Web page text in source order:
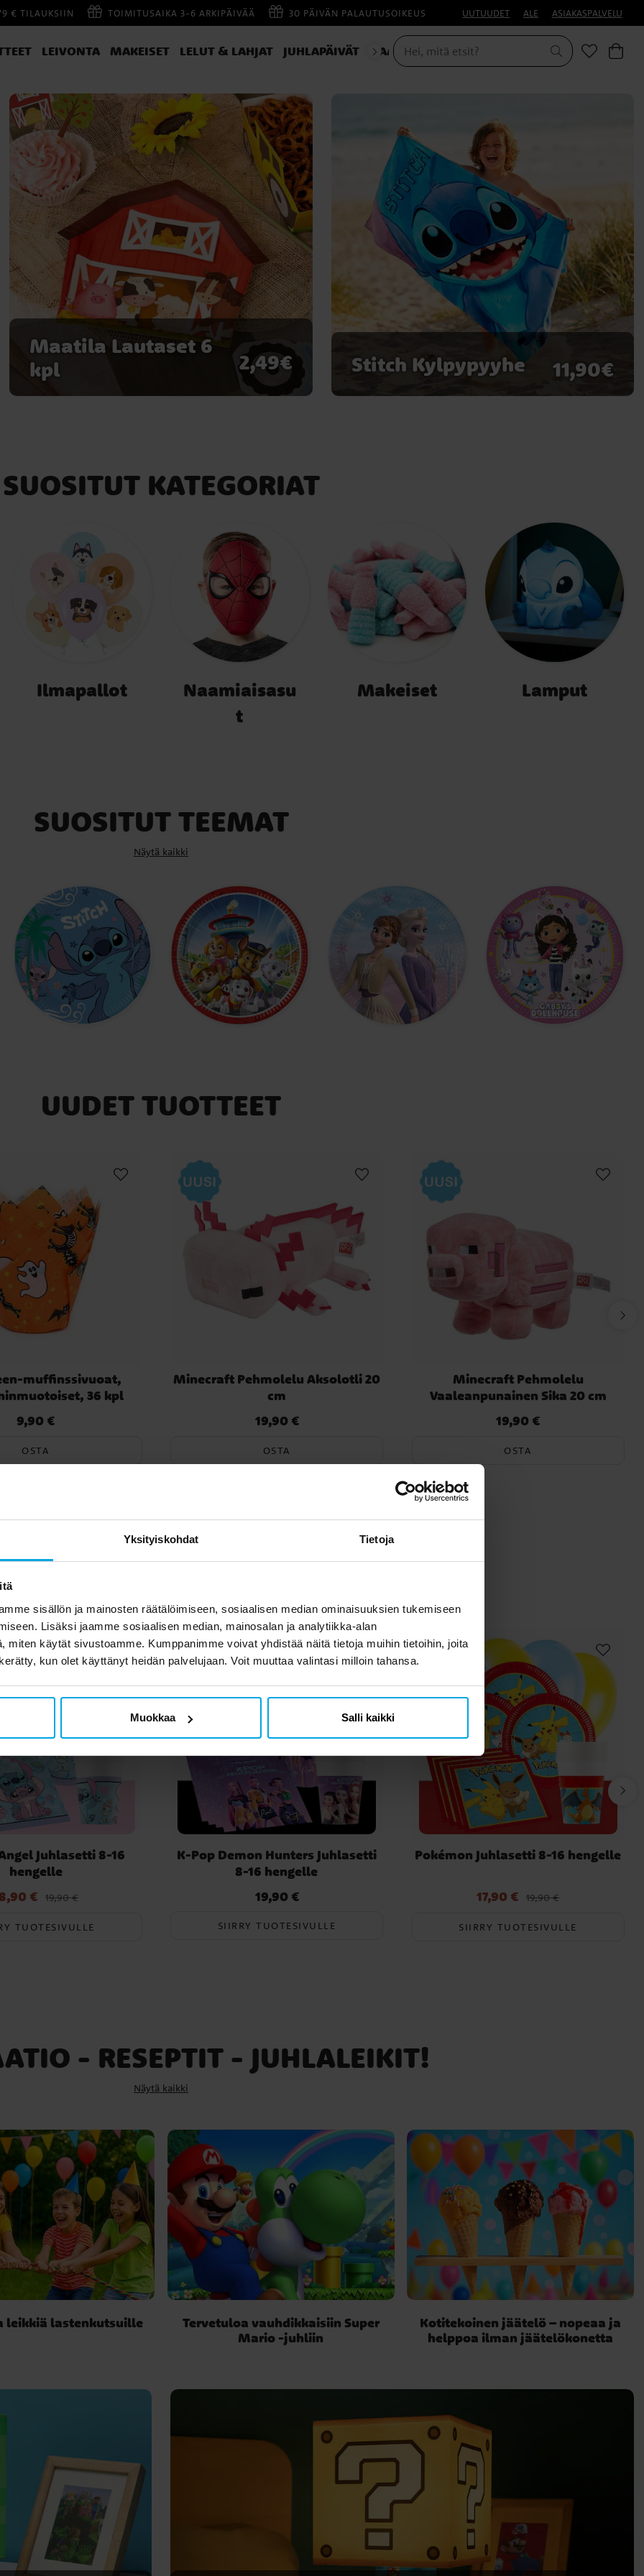
Yksityiskohdat Tietoja
sisällön ja mainosten räätälöimiseen, sosiaalisen median ominaisuuksien tukemiseen
Lisäksi jaamme sosiaalisen median, mainosalan ja analytiikka-alan
miten käytät sivustoamme. Kumppanimme voivat yhdistää näitä tietoja muihin tietoihin, joita
kun olet käyttänyt heidän palvelujaan. Voit muuttaa valintasi milloin tahansa.
Muokkaa Salli kaikki
€ TILAUKSIIN TOIMITUSAIKA 3-6 ARKIPÄIVÄÄ 30 PÄIVÄN PALAUTUSOIKEUS UUTUUDET ALE ASIAKASPALVELU
LEIVONTA MAKEISET LELUT & LAHJAT JUHLAPÄIVÄT NAAMIAISET
Maatila Lautaset 6
kpl
2,49€ Stitch Kylpypyyhe 11,90€
SUOSITUT KATEGORIAT
Ilmapallot
Naamiaisasu
t
Makeiset Lamput
SUOSITUT TEEMAT
Näytä kaikki
UUDET TUOTTEET
muffinssivuoat,
36 kpl
Hinta:9,90 €
9,90 €
OSTA
Minecraft Pehmolelu Aksolotli 20
cm
Hinta:19,90 €
19,90 €
OSTA
Minecraft Pehmolelu
Vaaleanpunainen Sika 20 cm
Hinta:19,90 €
19,90 €
OSTA
Juhlasetti 8-16
hengelle
:18,90 €Edellinen hinta
19,90 €
€ 19,90 €
TUOTESIVULLE
K-Pop Demon Hunters Juhlasetti
8-16 hengelle
Hinta:19,90 €
19,90 €
SIIRRY TUOTESIVULLE
Pokémon Juhlasetti 8-16 hengelle
Nykyinen hinta:17,90 €Edellinen hinta
19,90 €
17,90 € 19,90 €
SIIRRY TUOTESIVULLE
- RESEPTIT - JUHLALEIKIT!
Näytä kaikki
leikkiä lastenkutsuille
Tervetuloa vauhdikkaisiin Super
Mario -juhliin
Kotitekoinen jäätelö – nopeaa ja
helppoa ilman jäätelökonetta